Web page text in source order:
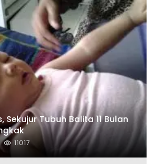
Sekujur Tubuh Balita 11 Bulan
11017